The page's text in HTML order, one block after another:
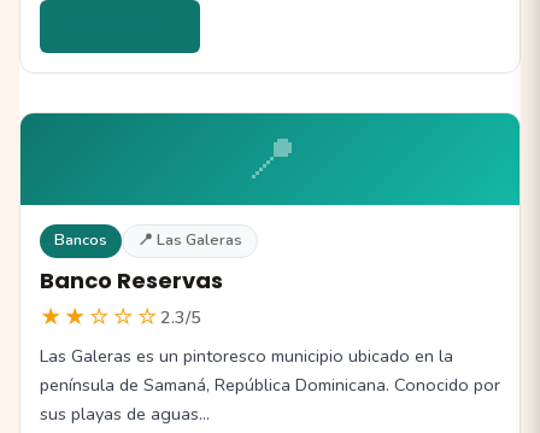
📍
Bancos 📍 Las Galeras
Banco Reservas
★★☆☆☆2.3/5
Las Galeras es un pintoresco municipio ubicado en la
península de Samaná, República Dominicana. Conocido por
sus playas de aguas…